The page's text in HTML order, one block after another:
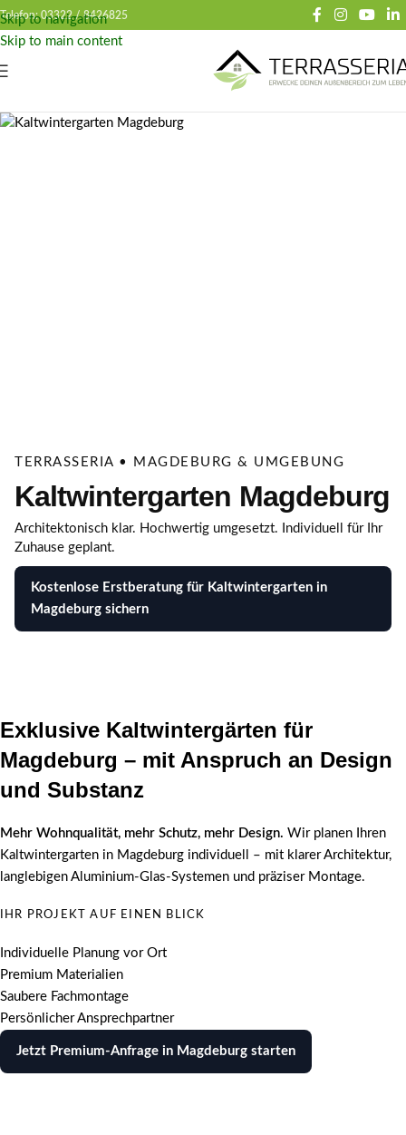
Skip to navigation
Skip to main content
Telefon: 03322 /8426825
TERRASSERIA • MAGDEBURG & UMGEBUNG
Kaltwintergarten Magdeburg
Architektonisch klar. Hochwertig umgesetzt. Individuell für Ihr
Zuhause geplant.
Kostenlose Erstberatung für Kaltwintergarten in
Magdeburg sichern
Exklusive Kaltwintergärten für
Magdeburg – mit Anspruch an Design
und Substanz
Mehr Wohnqualität, mehr Schutz, mehr Design. Wir planen Ihren
Kaltwintergarten in Magdeburg individuell – mit klarer Architektur,
langlebigen Aluminium-Glas-Systemen und präziser Montage.
IHR PROJEKT AUF EINEN BLICK
Individuelle Planung vor Ort
Premium Materialien
Saubere Fachmontage
Persönlicher Ansprechpartner
Jetzt Premium-Anfrage in Magdeburg starten